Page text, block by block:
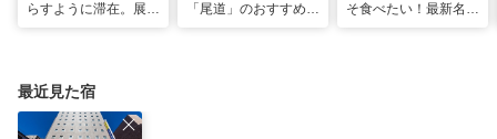
らすように滞在。展望
「尾道」のおすすめ観
そ食べたい！最新名物
最近見た宿